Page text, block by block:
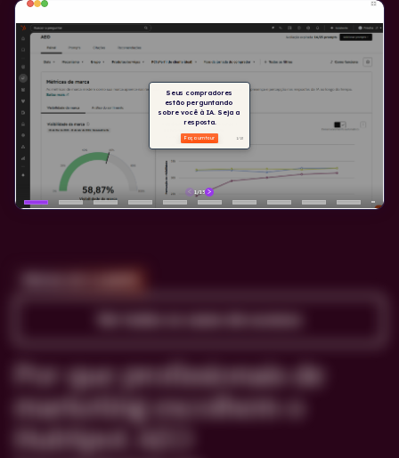
Por que profissionais de
marketing escolhem o
HubSpot AEO